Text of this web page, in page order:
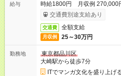
給与
時給1800円 月収例 270,000
交通費別途支給あり
交通費 全額支給
月収例 25～30万円
勤務地
東京都品川区
大崎駅から徒歩7分
ITでマンガ文化を盛り上げ